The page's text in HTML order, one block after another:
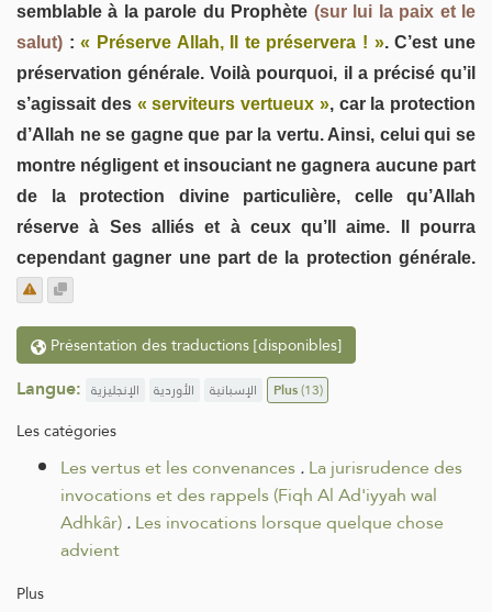
semblable à la parole du Prophète (sur lui la paix et le
salut) :« Préserve Allah, Il te préservera ! ». C’est une
préservation générale. Voilà pourquoi, il a précisé qu’il
s’agissait des « serviteurs vertueux », car la protection
d’Allah ne se gagne que par la vertu. Ainsi, celui qui se
montre négligent et insouciant ne gagnera aucune part
de la protection divine particulière, celle qu’Allah
réserve à Ses alliés et à ceux qu’Il aime. Il pourra
cependant gagner une part de la protection générale.
Présentation des traductions [disponibles]
Langue: الإنجليزية الأوردية الإسبانية Plus(13)
Les catégories
Les vertus et les convenances.La jurisrudence des
invocations et des rappels (Fiqh Al Ad'iyyah wal
Adhkâr).Les invocations lorsque quelque chose
advient
Plus